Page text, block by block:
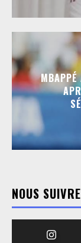
MBAPPÉ
NOUS SUIVRE